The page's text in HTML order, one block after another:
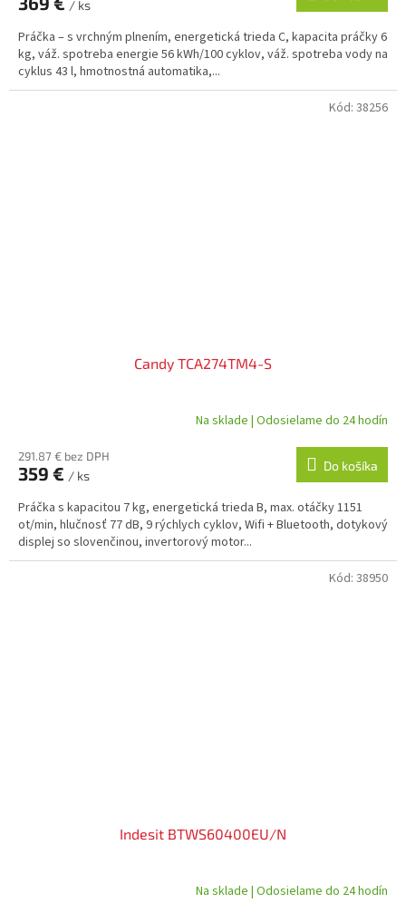
/ ks
Práčka – s vrchným plnením, energetická trieda C, kapacita práčky 6
kg, váž. spotreba energie 56 kWh/100 cyklov, váž. spotreba vody na
cyklus 43 l, hmotnostná automatika,...
Candy TCA274TM4-S
Na sklade | Odosielame do 24 hodín
291.87 € bez DPH
359 € / ks
Do košíka
Práčka s kapacitou 7 kg, energetická trieda B, max. otáčky 1151
ot/min, hlučnosť 77 dB, 9 rýchlych cyklov, Wifi + Bluetooth, dotykový
displej so slovenčinou, invertorový motor...
Kód: 38256
Indesit BTWS60400EU/N
Na sklade | Odosielame do 24 hodín
Kód: 38950